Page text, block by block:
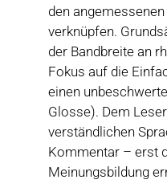
den
verknüpfen.
der Bandbreite an
Fokus auf die
einen
Glosse). Dem
verständlichen
Kommentar – erst
Meinungsbildung